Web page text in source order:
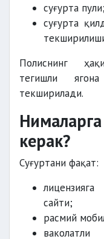
суғурта пули;
суғурта
Полиснинг
тегишли
текширилади.
керак?
Суғуртани фақат:
сайти;
расмий